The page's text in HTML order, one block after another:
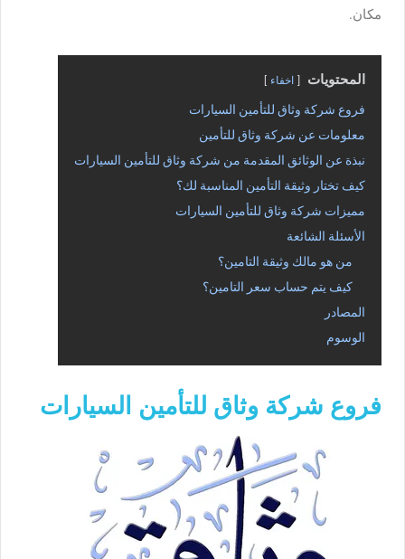
مكان.
المحتويات اخفاء
فروع شركة وثاق للتأمين السيارات
معلومات عن شركة وثاق للتأمين
نبذة عن الوثائق المقدمة من شركة وثاق للتأمين السيارات
كيف تختار وثيقة التأمين المناسبة لك؟
مميزات شركة وثاق للتأمين السيارات
الأسئلة الشائعة
من هو مالك وثيقة التامين؟
كيف يتم حساب سعر التامين؟
المصادر
الوسوم
فروع شركة وثاق للتأمين السيارات